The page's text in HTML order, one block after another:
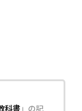
科書」の記